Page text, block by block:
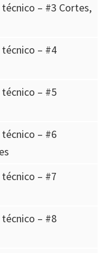
– #3 Cortes,
– #4
– #5
– #6
– #7
– #8